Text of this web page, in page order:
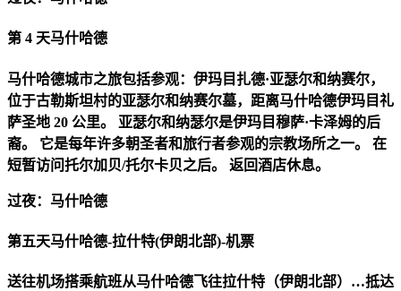
第 4 天马什哈德
马什哈德城市之旅包括参观：伊玛目扎德·亚瑟尔和纳赛尔，
位于古勒斯坦村的亚瑟尔和纳赛尔墓，距离马什哈德伊玛目礼
萨圣地 20 公里。 亚瑟尔和纳瑟尔是伊玛目穆萨·卡泽姆的后
裔。 它是每年许多朝圣者和旅行者参观的宗教场所之一。 在
短暂访问托尔加贝/托尔卡贝之后。 返回酒店休息。
过夜：马什哈德
第五天马什哈德-拉什特(伊朗北部)-机票
送往机场搭乘航班从马什哈德飞往拉什特（伊朗北部）…抵达